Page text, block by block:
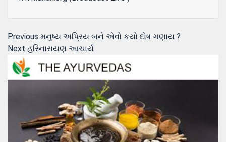
Post
navigation
Previous Previous
post:
મનુષ્ય અપ્રિય બને એવો કયો દોષ ગણાય ?
Next Next
હરિનારાયણ આચાર્ય